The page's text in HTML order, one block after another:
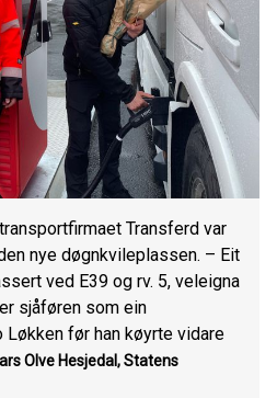
Transferd var
nye døgnkvileplassen. – Eit
ved E39 og rv. 5, veleigna
sjåføren som ein
før han køyrte vidare
Olve Hesjedal, Statens